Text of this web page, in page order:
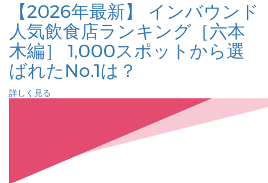
【2026年最新】 インバウンド
人気飲食店ランキング［六本
木編］ 1,000スポットから選
ばれたNo.1は？
詳しく見る